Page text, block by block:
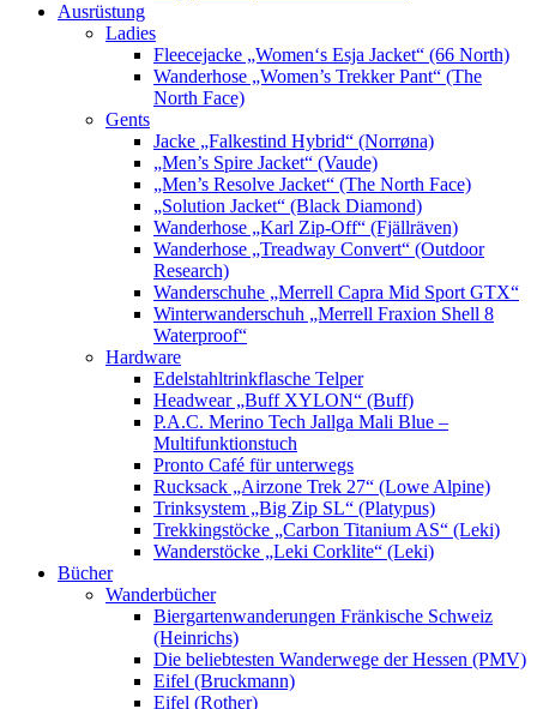
Ausrüstung
Ladies
Fleecejacke „Women‘s Esja Jacket“ (66 North)
Wanderhose „Women’s Trekker Pant“ (The
North Face)
Gents
Jacke „Falkestind Hybrid“ (Norrøna)
„Men’s Spire Jacket“ (Vaude)
„Men’s Resolve Jacket“ (The North Face)
„Solution Jacket“ (Black Diamond)
Wanderhose „Karl Zip-Off“ (Fjällräven)
Wanderhose „Treadway Convert“ (Outdoor
Research)
Wanderschuhe „Merrell Capra Mid Sport GTX“
Winterwanderschuh „Merrell Fraxion Shell 8
Waterproof“
Hardware
Edelstahltrinkflasche Telper
Headwear „Buff XYLON“ (Buff)
P.A.C. Merino Tech Jallga Mali Blue –
Multifunktionstuch
Pronto Café für unterwegs
Rucksack „Airzone Trek 27“ (Lowe Alpine)
Trinksystem „Big Zip SL“ (Platypus)
Trekkingstöcke „Carbon Titanium AS“ (Leki)
Wanderstöcke „Leki Corklite“ (Leki)
Bücher
Wanderbücher
Biergartenwanderungen Fränkische Schweiz
(Heinrichs)
Die beliebtesten Wanderwege der Hessen (PMV)
Eifel (Bruckmann)
Eifel (Rother)